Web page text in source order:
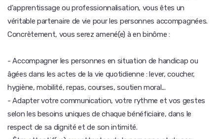
d'apprentissage ou professionnalisation, vous êtes un
véritable partenaire de vie pour les personnes accompagnées.
Concrètement, vous serez amené(e) à en binôme :
- Accompagner les personnes en situation de handicap ou
âgées dans les actes de la vie quotidienne : lever, coucher,
hygiène, mobilité, repas, courses, soutien moral...
- Adapter votre communication, votre rythme et vos gestes
selon les besoins uniques de chaque bénéficiaire, dans le
respect de sa dignité et de son intimité.